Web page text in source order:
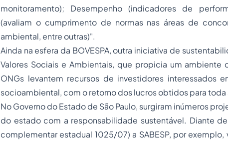
monitoramento); Desempenho (indicadores de
(avaliam o cumprimento de normas nas áreas de
ambiental, entre outras)".
Ainda na esfera da BOVESPA, outra iniciativa de
Valores Sociais e Ambientais, que propicia um ambiente
ONGs levantem recursos de investidores interessados
socioambiental, com o retorno dos lucros obtidos para
No Governo do Estado de São Paulo, surgiram inúmeros
do estado com a responsabilidade sustentável. Diante
complementar estadual 1025/07) a SABESP, por